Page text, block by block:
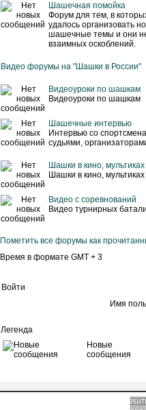
Шашечная помойка
Форум для тем, в
удалось организовать
шашечные темы и они
взаимных оскоблений.
Видео форумы на "Шашки в России"
Видеоуроки по шашкам
Видеоуроки по шашкам
Шашечные интервью
Интервью со
судьями,
Шашки в кино,
Шашки в кино,
Видео с соревнований
Видео турнирных
Пометить все форумы как
Время в формате GMT + 3
Войти
Имя
Легенда
Новые
сообщения